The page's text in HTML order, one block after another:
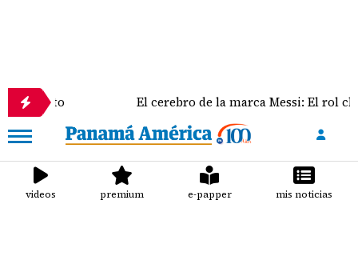
El cerebro de la marca Messi: El rol clave de Jorge
videos premium e-papper mis noticias